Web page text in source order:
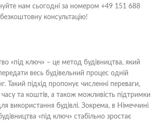
компанії та укладання договору
будівництва та управління якістю
часом та витратами
та інновації в галузі
технології в комерційному будівництві
будівництво та інформаційне
будівель (BIM)
нам сьогодні за номером +49 151 688
консультацію!
«під ключ» – це метод будівництва, який
весь будівельний процес одній
Такий підхід пропонує численні переваги,
та коштів, а також можливість підтримки
використання будівлі. Зокрема, в Німеччині
«під ключ» стабільно зростає